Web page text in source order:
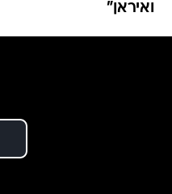
ואיראן"